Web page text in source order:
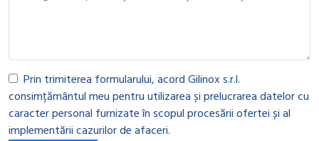
Prin trimiterea formularului, acord Gilinox s.r.l.
consimțământul meu pentru utilizarea și prelucrarea datelor cu
caracter personal furnizate în scopul procesării ofertei și al
implementării cazurilor de afaceri.